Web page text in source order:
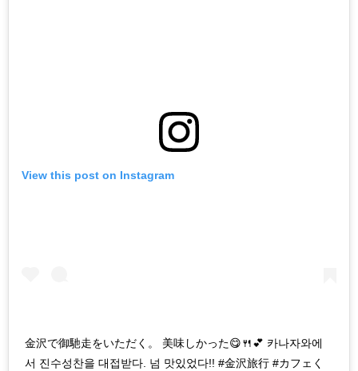
View this post on Instagram
金沢で御馳走をいただく。 美味しかった😋🍴💕 카나자와에
서 진수성찬을 대접받다. 넘 맛있었다!! #金沢旅行 #カフェく